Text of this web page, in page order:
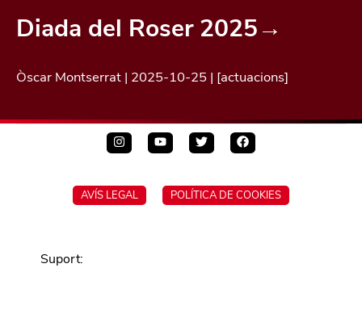
Diada del Roser 2025→
Òscar Montserrat | 2025-10-25 | [actuacions]
AVÍS LEGAL POLÍTICA DE COOKIES
Suport: